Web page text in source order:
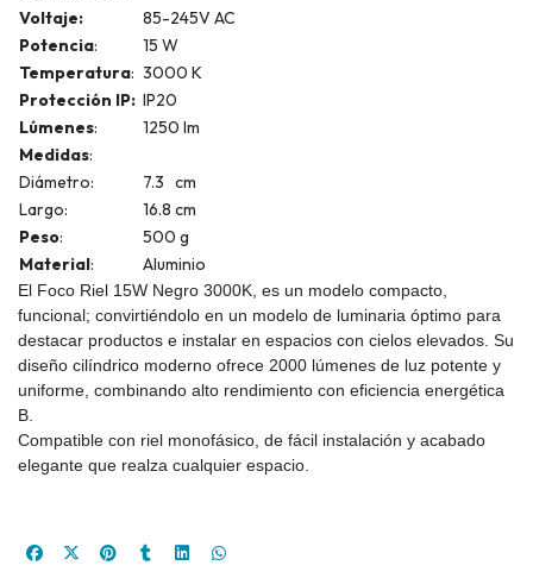
Voltaje:
85-245V AC
Potencia:
15 W
Temperatura: 3000 K
Protección IP: IP20
Lúmenes:
1250 lm
Medidas:
Diámetro:
7.3 cm
Largo:
16.8 cm
Peso:
500 g
Material: Aluminio
El Foco Riel 15W Negro 3000K, es un modelo compacto,
funcional; convirtiéndolo en un modelo de luminaria óptimo para
destacar productos e instalar en espacios con cielos elevados. Su
diseño cilíndrico moderno ofrece 2000 lúmenes de luz potente y
uniforme, combinando alto rendimiento con eficiencia energética
B.
Compatible con riel monofásico, de fácil instalación y acabado
elegante que realza cualquier espacio.